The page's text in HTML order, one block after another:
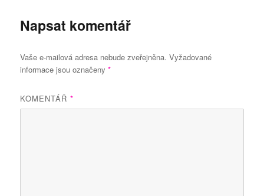
Napsat komentář
Vaše e-mailová adresa nebude zveřejněna. Vyžadované
informace jsou označeny*
KOMENTÁŘ*